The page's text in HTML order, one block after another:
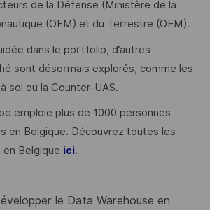
de la Défense (Ministère de la
(OEM) et du Terrestre (OEM).
dans le portfolio, d’autres
sont désormais explorés, comme les
sol ou la Counter-UAS.
emploie plus de 1000 personnes
en Belgique. Découvrez toutes les
Belgique ici.
le Data Warehouse en